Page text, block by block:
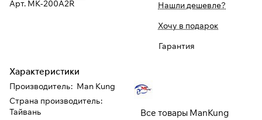
Арт. MK-200A2R
Характеристики
Производитель: Man Kung
Страна производитель:
Тайвань
Нашли дешевле?
Хочу в подарок
Гарантия
Все товары ManKung
Добавляйте товары
в корзину